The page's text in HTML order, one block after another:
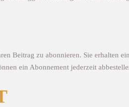
Beitrag zu abonnieren. Sie erhalten
ein Abonnement jederzeit